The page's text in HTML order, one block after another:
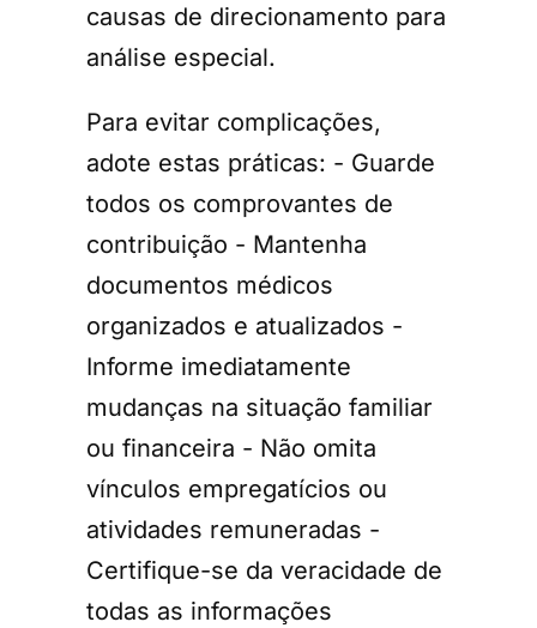
causas de direcionamento para
análise especial.
Para evitar complicações,
adote estas práticas: - Guarde
todos os comprovantes de
contribuição - Mantenha
documentos médicos
organizados e atualizados -
Informe imediatamente
mudanças na situação familiar
ou financeira - Não omita
vínculos empregatícios ou
atividades remuneradas -
Certifique-se da veracidade de
todas as informações